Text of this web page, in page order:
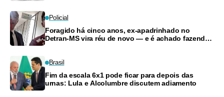
Policial
Foragido há cinco anos, ex-apadrinhado no
Detran-MS vira réu de novo — e é achado fazendo
Brasil
Fim da escala 6x1 pode ficar para depois das
urnas: Lula e Alcolumbre discutem adiamento